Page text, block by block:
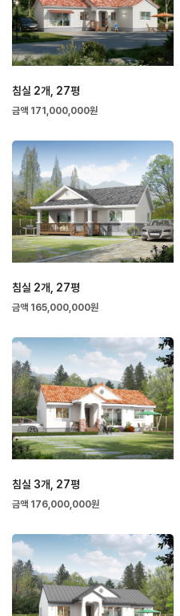
침실 2개, 27평
금액 171,000,000원
침실 2개, 27평
금액 165,000,000원
침실 3개, 27평
금액 176,000,000원